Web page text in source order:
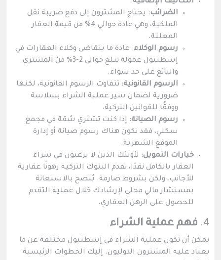
التكاليف الإضافية:
الضرائب: يحتاج المشترون إلى دفع ضريبة نقل
الملكية، وهي عادة حوالي 4% من قيمة العقار
المعلنة.
رسوم الوكلاء: عادة ما يتقاضى وكلاء العقارات في
إسطنبول عمولة تبلغ حوالي 2-3% من المشتري
والبائع على حد سواء.
الرسوم القانونية: تتفاوت الرسوم القانونية، لكنها
ضرورية لضمان سير عملية الشراء بسلاسة
ووفقًا للقوانين التركية.
رسوم الصيانة: إذا كنت تشتري شقة في مجمع
سكني، فقد تكون هناك رسوم صيانة أو إدارة
الموقع الشهرية.
خيارات التمويل: لأولئك الذين لا يرغبون في شراء
العقار بالكامل نقدًا، تقدم البنوك التركية رهونًا عقارية
للأجانب، ولكن بشروط صارمة. يُنصح بالاستعانة
بمستشار مالي محلي لإرشادك خلال عملية التقدم
للحصول على الرهن العقاري.
4. فهم عملية الشراء
يمكن أن تكون عملية الشراء في إسطنبول مختلفة عن ما
يعتاد عليه المشترون الدوليون. إليك الخطوات الرئيسية